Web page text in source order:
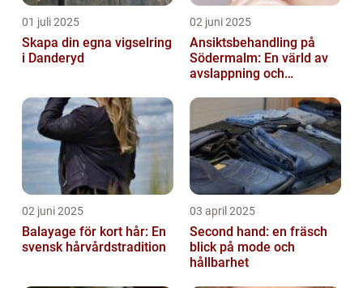
01 juli 2025
Skapa din egna vigselring
i Danderyd
02 juni 2025
Ansiktsbehandling på
Södermalm: En värld av
avslappning och
02 juni 2025
Balayage för kort hår: En
svensk hårvårdstradition
03 april 2025
Second hand: en fräsch
blick på mode och
hållbarhet